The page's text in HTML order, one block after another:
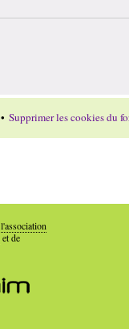
• Supprimer les cookies du
l'association
et de